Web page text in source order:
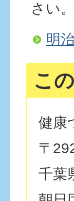
さい。
明
こ
健康
〒
千葉